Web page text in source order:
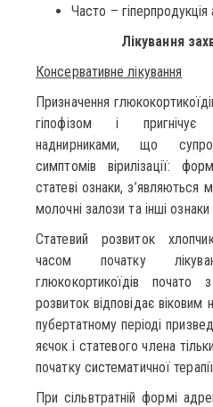
Часто – гіперпродукція
Лікування
Консервативне лікування
Призначення
гіпофізом і пригнічує
наднирниками, що
симптомів вірилізації:
статеві ознаки, з’являються
молочні залози та інші
Статевий розвиток
часом початку
глюкокортикоїдів почато
розвиток відповідає
пубертатному періоді
яєчок і статевого члена
початку систематичної
При сільвтратній формі